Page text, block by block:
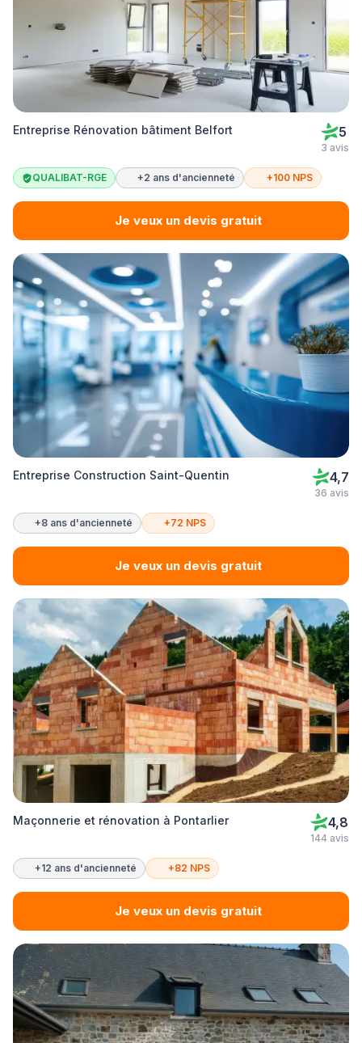
Entreprise Rénovation bâtiment Belfort 5
3 avis
QUALIBAT-RGE +2 ans d'ancienneté +100 NPS
Je veux un devis gratuit
Entreprise Construction Saint-Quentin 4,7
36 avis
+8 ans d'ancienneté +72 NPS
Je veux un devis gratuit
Maçonnerie et rénovation à Pontarlier 4,8
144 avis
+12 ans d'ancienneté +82 NPS
Je veux un devis gratuit